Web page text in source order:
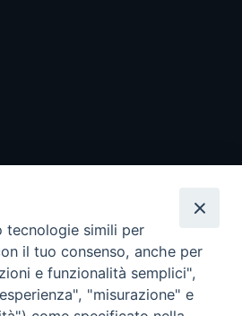
tecnologie simili per
il tuo consenso, anche per
e funzionalità semplici",
"misurazione" e